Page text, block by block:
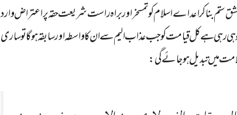
بناکر اعداے اسلام کو تمسخر اور براہ راست شریعت حقہ پر اعتراض وارد
ہی رہی ہے کل قیامت کو جب عذاب الیم سے ان کا واسطہ اور سابقہ ہوگا تو ساری
میں تبدیل ہوجائے گی: